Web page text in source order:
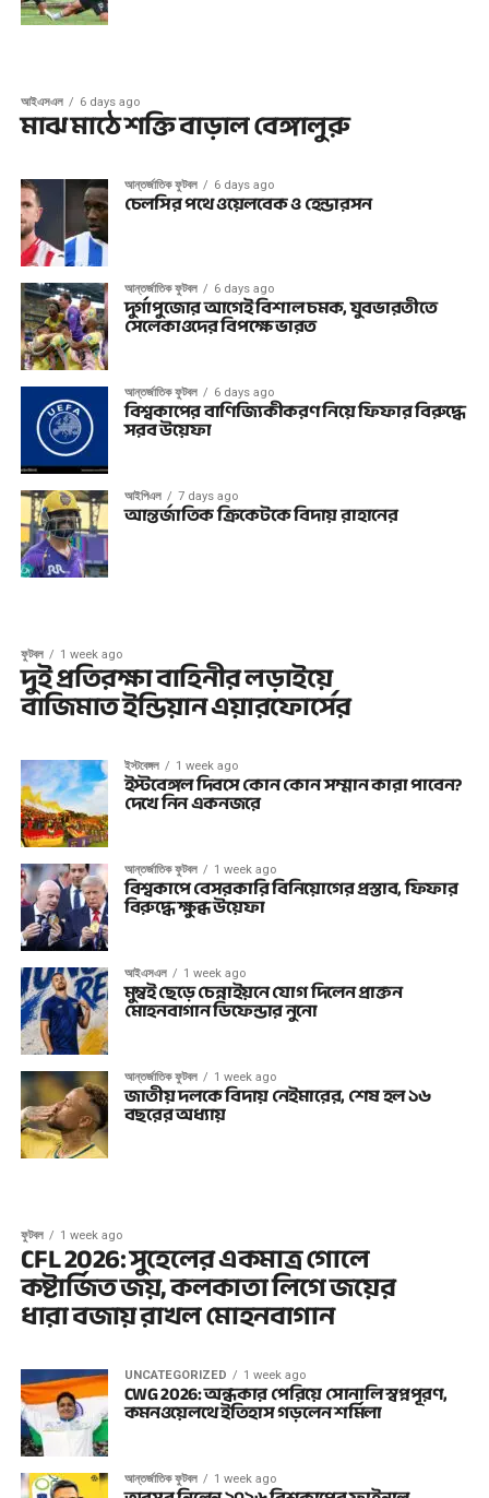
আইএসএল 6 days ago
মাঝ মাঠে শক্তি বাড়াল বেঙ্গালুরু
আন্তর্জাতিক ফুটবল 6 days ago
চেলসির পথে ওয়েলবেক ও হেন্ডারসন
আন্তর্জাতিক ফুটবল 6 days ago
দুর্গাপুজোর আগেই বিশাল চমক, যুবভারতীতে
সেলেকাওদের বিপক্ষে ভারত
আন্তর্জাতিক ফুটবল 6 days ago
বিশ্বকাপের বাণিজ্যিকীকরণ নিয়ে ফিফার বিরুদ্ধে
সরব উয়েফা
আইপিএল 7 days ago
আন্তর্জাতিক ক্রিকেটকে বিদায় রাহানের
ফুটবল 1 week ago
দুই প্রতিরক্ষা বাহিনীর লড়াইয়ে
বাজিমাত ইন্ডিয়ান এয়ারফোর্সের
ইস্টবেঙ্গল 1 week ago
ইস্টবেঙ্গল দিবসে কোন কোন সম্মান কারা পাবেন?
দেখে নিন একনজরে
আন্তর্জাতিক ফুটবল 1 week ago
বিশ্বকাপে বেসরকারি বিনিয়োগের প্রস্তাব, ফিফার
বিরুদ্ধে ক্ষুব্ধ উয়েফা
আইএসএল 1 week ago
মুম্বই ছেড়ে চেন্নাইয়নে যোগ দিলেন প্রাক্তন
মোহনবাগান ডিফেন্ডার নুনো
আন্তর্জাতিক ফুটবল 1 week ago
জাতীয় দলকে বিদায় নেইমারের, শেষ হল ১৬
বছরের অধ্যায়
ফুটবল 1 week ago
CFL 2026: সুহেলের একমাত্র গোলে
কষ্টার্জিত জয়, কলকাতা লিগে জয়ের
ধারা বজায় রাখল মোহনবাগান
UNCATEGORIZED 1 week ago
CWG 2026: অন্ধকার পেরিয়ে সোনালি স্বপ্নপূরণ,
কমনওয়েলথে ইতিহাস গড়লেন শর্মিলা
আন্তর্জাতিক ফুটবল 1 week ago